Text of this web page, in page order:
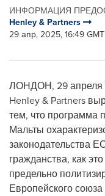
ИНФОРМАЦИЯ
Henley & Partners
29 апр, 2025, 16:49 GMT
ЛОНДОН, 29 апреля
Henley & Partners
тем, что программа
Мальты
законодательства
гражданства, как
предельно
Европейского